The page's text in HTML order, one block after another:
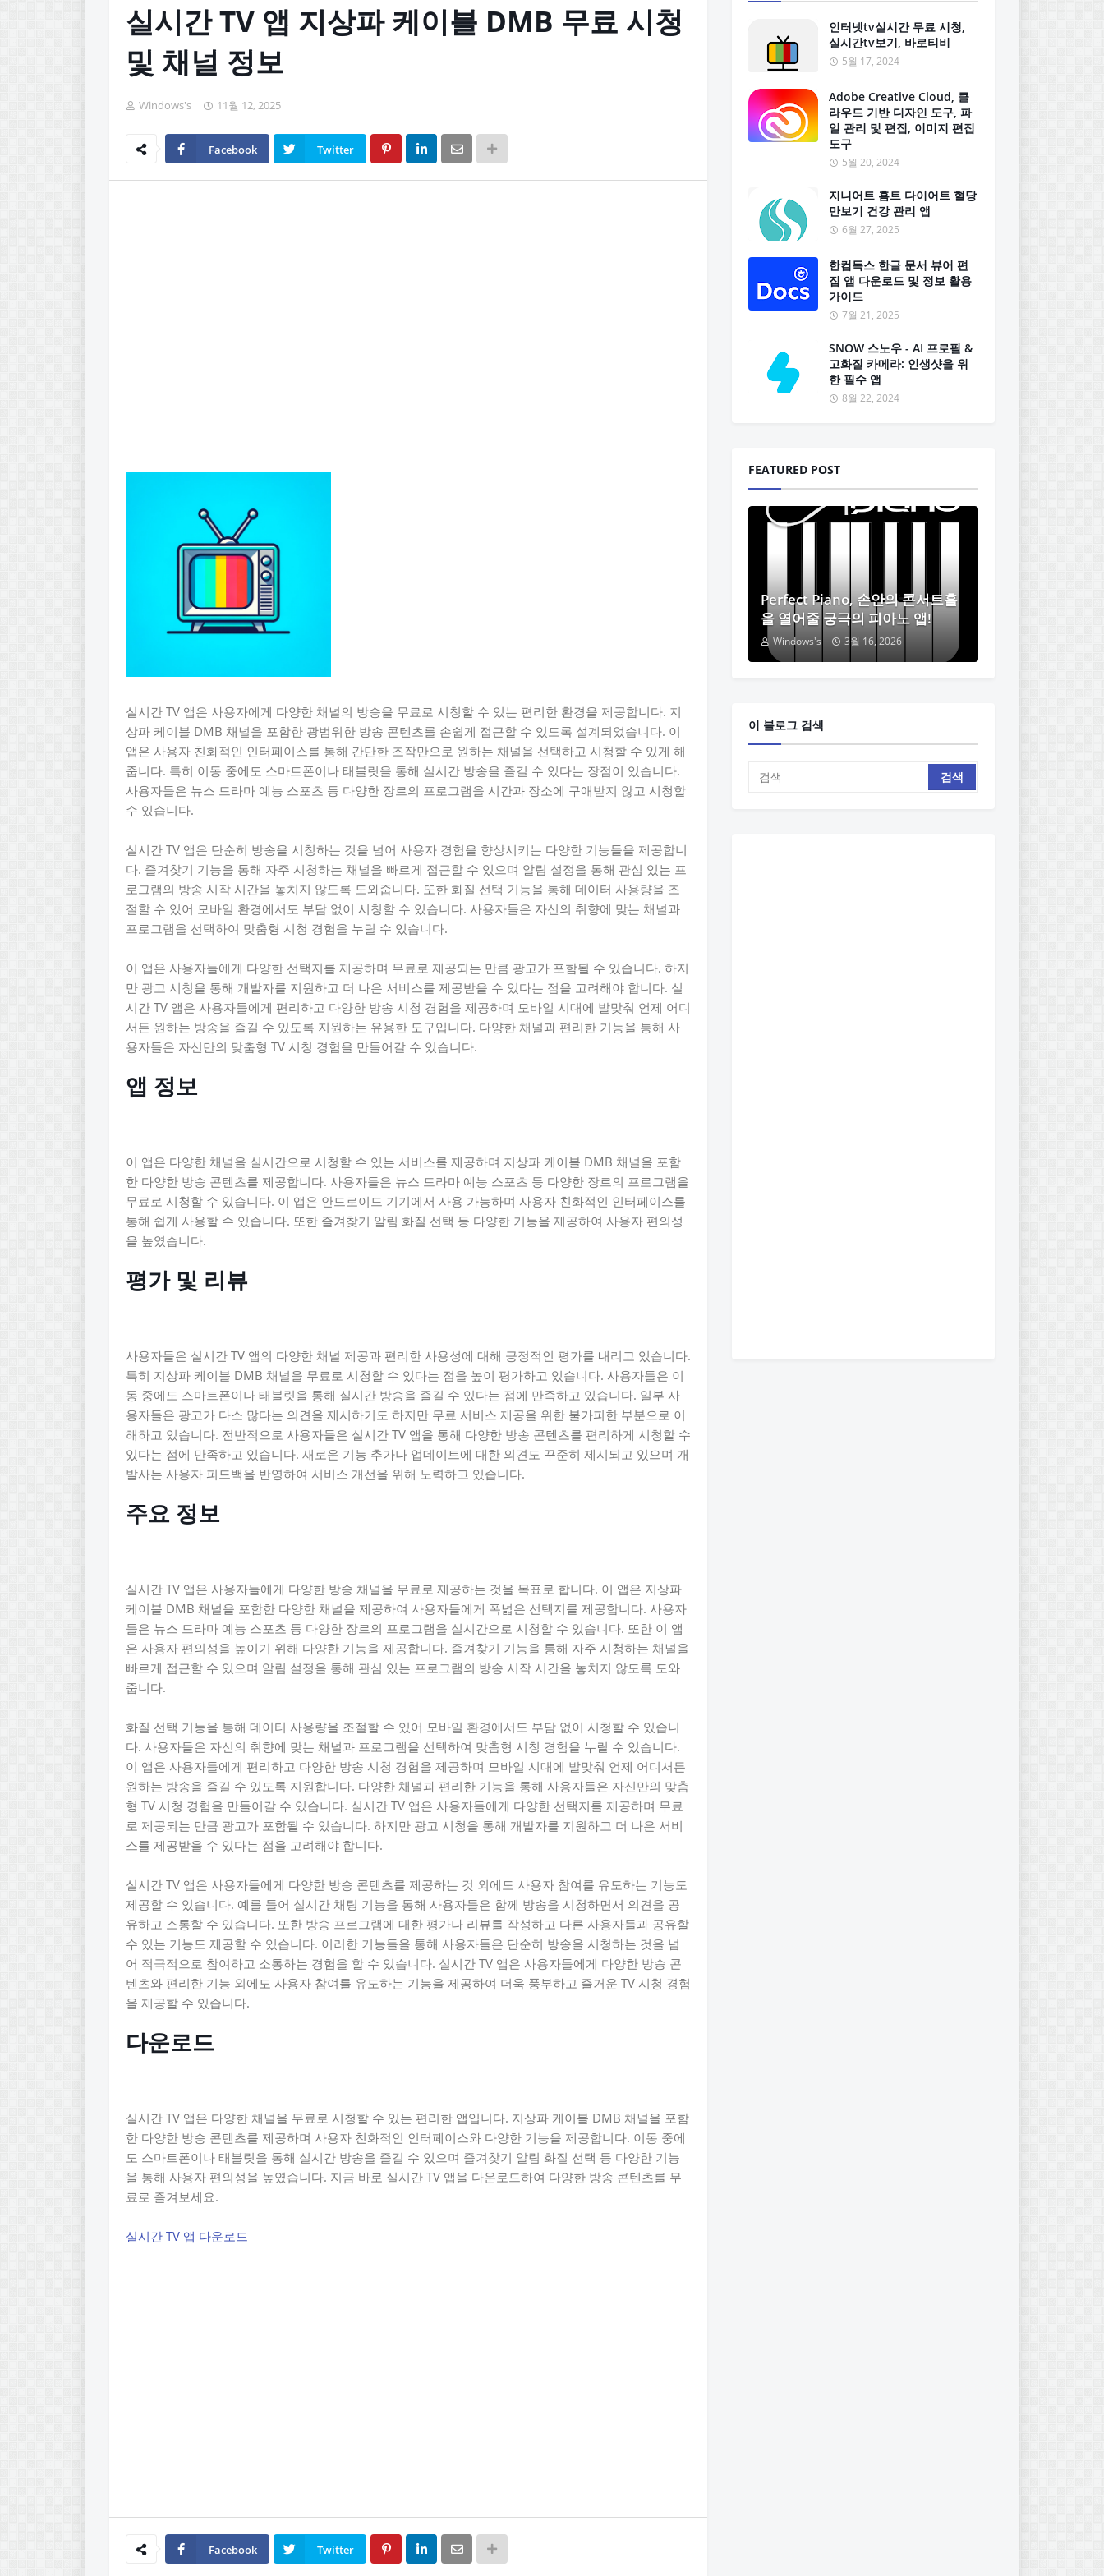
실시간 TV 앱 지상파 케이블 DMB 무료 시청
및 채널 정보
Windows's 11월 12, 2025
Facebook Twitter
실시간 TV 앱은 사용자에게 다양한 채널의 방송을 무료로 시청할 수 있는 편리한 환경을 제공합니다. 지
상파 케이블 DMB 채널을 포함한 광범위한 방송 콘텐츠를 손쉽게 접근할 수 있도록 설계되었습니다. 이
앱은 사용자 친화적인 인터페이스를 통해 간단한 조작만으로 원하는 채널을 선택하고 시청할 수 있게 해
줍니다. 특히 이동 중에도 스마트폰이나 태블릿을 통해 실시간 방송을 즐길 수 있다는 장점이 있습니다.
사용자들은 뉴스 드라마 예능 스포츠 등 다양한 장르의 프로그램을 시간과 장소에 구애받지 않고 시청할
수 있습니다.
실시간 TV 앱은 단순히 방송을 시청하는 것을 넘어 사용자 경험을 향상시키는 다양한 기능들을 제공합니
다. 즐겨찾기 기능을 통해 자주 시청하는 채널을 빠르게 접근할 수 있으며 알림 설정을 통해 관심 있는 프
로그램의 방송 시작 시간을 놓치지 않도록 도와줍니다. 또한 화질 선택 기능을 통해 데이터 사용량을 조
절할 수 있어 모바일 환경에서도 부담 없이 시청할 수 있습니다. 사용자들은 자신의 취향에 맞는 채널과
프로그램을 선택하여 맞춤형 시청 경험을 누릴 수 있습니다.
이 앱은 사용자들에게 다양한 선택지를 제공하며 무료로 제공되는 만큼 광고가 포함될 수 있습니다. 하지
만 광고 시청을 통해 개발자를 지원하고 더 나은 서비스를 제공받을 수 있다는 점을 고려해야 합니다. 실
시간 TV 앱은 사용자들에게 편리하고 다양한 방송 시청 경험을 제공하며 모바일 시대에 발맞춰 언제 어디
서든 원하는 방송을 즐길 수 있도록 지원하는 유용한 도구입니다. 다양한 채널과 편리한 기능을 통해 사
용자들은 자신만의 맞춤형 TV 시청 경험을 만들어갈 수 있습니다.
앱 정보
이 앱은 다양한 채널을 실시간으로 시청할 수 있는 서비스를 제공하며 지상파 케이블 DMB 채널을 포함
한 다양한 방송 콘텐츠를 제공합니다. 사용자들은 뉴스 드라마 예능 스포츠 등 다양한 장르의 프로그램을
무료로 시청할 수 있습니다. 이 앱은 안드로이드 기기에서 사용 가능하며 사용자 친화적인 인터페이스를
통해 쉽게 사용할 수 있습니다. 또한 즐겨찾기 알림 화질 선택 등 다양한 기능을 제공하여 사용자 편의성
을 높였습니다.
평가 및 리뷰
사용자들은 실시간 TV 앱의 다양한 채널 제공과 편리한 사용성에 대해 긍정적인 평가를 내리고 있습니다.
특히 지상파 케이블 DMB 채널을 무료로 시청할 수 있다는 점을 높이 평가하고 있습니다. 사용자들은 이
동 중에도 스마트폰이나 태블릿을 통해 실시간 방송을 즐길 수 있다는 점에 만족하고 있습니다. 일부 사
용자들은 광고가 다소 많다는 의견을 제시하기도 하지만 무료 서비스 제공을 위한 불가피한 부분으로 이
해하고 있습니다. 전반적으로 사용자들은 실시간 TV 앱을 통해 다양한 방송 콘텐츠를 편리하게 시청할 수
있다는 점에 만족하고 있습니다. 새로운 기능 추가나 업데이트에 대한 의견도 꾸준히 제시되고 있으며 개
발사는 사용자 피드백을 반영하여 서비스 개선을 위해 노력하고 있습니다.
주요 정보
실시간 TV 앱은 사용자들에게 다양한 방송 채널을 무료로 제공하는 것을 목표로 합니다. 이 앱은 지상파
케이블 DMB 채널을 포함한 다양한 채널을 제공하여 사용자들에게 폭넓은 선택지를 제공합니다. 사용자
들은 뉴스 드라마 예능 스포츠 등 다양한 장르의 프로그램을 실시간으로 시청할 수 있습니다. 또한 이 앱
은 사용자 편의성을 높이기 위해 다양한 기능을 제공합니다. 즐겨찾기 기능을 통해 자주 시청하는 채널을
빠르게 접근할 수 있으며 알림 설정을 통해 관심 있는 프로그램의 방송 시작 시간을 놓치지 않도록 도와
줍니다.
화질 선택 기능을 통해 데이터 사용량을 조절할 수 있어 모바일 환경에서도 부담 없이 시청할 수 있습니
다. 사용자들은 자신의 취향에 맞는 채널과 프로그램을 선택하여 맞춤형 시청 경험을 누릴 수 있습니다.
이 앱은 사용자들에게 편리하고 다양한 방송 시청 경험을 제공하며 모바일 시대에 발맞춰 언제 어디서든
원하는 방송을 즐길 수 있도록 지원합니다. 다양한 채널과 편리한 기능을 통해 사용자들은 자신만의 맞춤
형 TV 시청 경험을 만들어갈 수 있습니다. 실시간 TV 앱은 사용자들에게 다양한 선택지를 제공하며 무료
로 제공되는 만큼 광고가 포함될 수 있습니다. 하지만 광고 시청을 통해 개발자를 지원하고 더 나은 서비
스를 제공받을 수 있다는 점을 고려해야 합니다.
실시간 TV 앱은 사용자들에게 다양한 방송 콘텐츠를 제공하는 것 외에도 사용자 참여를 유도하는 기능도
제공할 수 있습니다. 예를 들어 실시간 채팅 기능을 통해 사용자들은 함께 방송을 시청하면서 의견을 공
유하고 소통할 수 있습니다. 또한 방송 프로그램에 대한 평가나 리뷰를 작성하고 다른 사용자들과 공유할
수 있는 기능도 제공할 수 있습니다. 이러한 기능들을 통해 사용자들은 단순히 방송을 시청하는 것을 넘
어 적극적으로 참여하고 소통하는 경험을 할 수 있습니다. 실시간 TV 앱은 사용자들에게 다양한 방송 콘
텐츠와 편리한 기능 외에도 사용자 참여를 유도하는 기능을 제공하여 더욱 풍부하고 즐거운 TV 시청 경험
을 제공할 수 있습니다.
다운로드
실시간 TV 앱은 다양한 채널을 무료로 시청할 수 있는 편리한 앱입니다. 지상파 케이블 DMB 채널을 포함
한 다양한 방송 콘텐츠를 제공하며 사용자 친화적인 인터페이스와 다양한 기능을 제공합니다. 이동 중에
도 스마트폰이나 태블릿을 통해 실시간 방송을 즐길 수 있으며 즐겨찾기 알림 화질 선택 등 다양한 기능
을 통해 사용자 편의성을 높였습니다. 지금 바로 실시간 TV 앱을 다운로드하여 다양한 방송 콘텐츠를 무
료로 즐겨보세요.
실시간 TV 앱 다운로드
Facebook Twitter
인터넷tv실시간 무료 시청,
실시간tv보기, 바로티비
5월 17, 2024
Adobe Creative Cloud, 클
라우드 기반 디자인 도구, 파
일 관리 및 편집, 이미지 편집
도구
5월 20, 2024
지니어트 홈트 다이어트 혈당
만보기 건강 관리 앱
6월 27, 2025
한컴독스 한글 문서 뷰어 편
집 앱 다운로드 및 정보 활용
가이드
7월 21, 2025
SNOW 스노우 - AI 프로필 &
고화질 카메라: 인생샷을 위
한 필수 앱
8월 22, 2024
FEATURED POST
Perfect Piano, 손안의 콘서트홀
을 열어줄 궁극의 피아노 앱!
Windows's 3월 16, 2026
이 블로그 검색